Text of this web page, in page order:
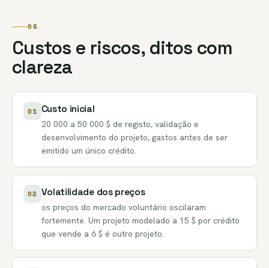
06
Custos e riscos, ditos com
clareza
01 Custo inicial
20 000 a 50 000 $ de registo, validação e
desenvolvimento do projeto, gastos antes de ser
emitido um único crédito.
02 Volatilidade dos preços
os preços do mercado voluntário oscilaram
fortemente. Um projeto modelado a 15 $ por crédito
que vende a 6 $ é outro projeto.